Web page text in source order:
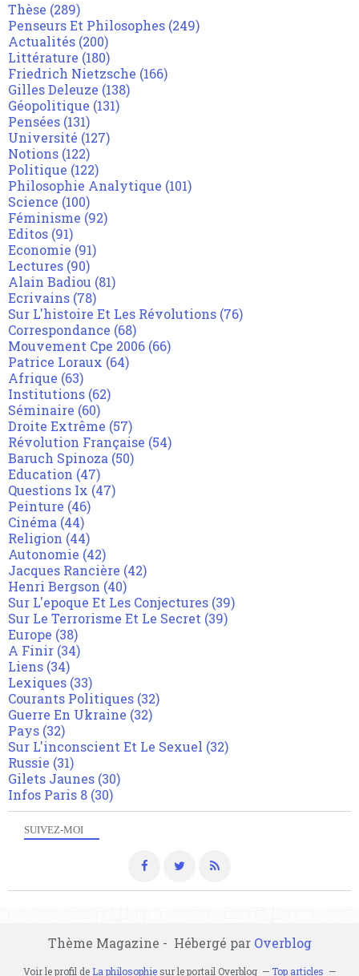
SUIVEZ-MOI
Thèse (289)
Penseurs Et Philosophes (249)
Actualités (200)
Littérature (180)
Friedrich Nietzsche (166)
Gilles Deleuze (138)
Géopolitique (131)
Pensées (131)
Université (127)
Notions (122)
Politique (122)
Philosophie Analytique (101)
Science (100)
Féminisme (92)
Editos (91)
Economie (91)
Lectures (90)
Alain Badiou (81)
Ecrivains (78)
Sur L'histoire Et Les Révolutions (76)
Correspondance (68)
Mouvement Cpe 2006 (66)
Patrice Loraux (64)
Afrique (63)
Institutions (62)
Séminaire (60)
Droite Extrême (57)
Révolution Française (54)
Baruch Spinoza (50)
Education (47)
Questions Ix (47)
Peinture (46)
Cinéma (44)
Religion (44)
Autonomie (42)
Jacques Rancière (42)
Henri Bergson (40)
Sur L'epoque Et Les Conjectures (39)
Sur Le Terrorisme Et Le Secret (39)
Europe (38)
A Finir (34)
Liens (34)
Lexiques (33)
Courants Politiques (32)
Guerre En Ukraine (32)
Pays (32)
Sur L'inconscient Et Le Sexuel (32)
Russie (31)
Gilets Jaunes (30)
Infos Paris 8 (30)
Thème Magazine - Hébergé par Overblog
Voir le profil de La philosophiesur le portail Overblog Top articles